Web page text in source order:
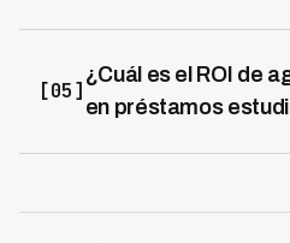
capitalización de intereses,
restructuración, y
conectan con bolsa laboral,
[05]
¿Cuál es el ROI de
en préstamos
operativos (65% menos),